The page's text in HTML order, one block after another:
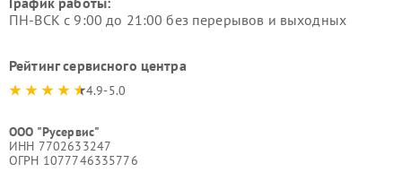
ПН-ВСК с 9:00 до 21:00 без перерывов и выходных
Рейтинг сервисного центра
4.9-5.0
ООО "Русервис"
ИНН 7702633247
ОГРН 1077746335776